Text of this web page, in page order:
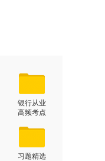
银行从业
高频考点
习题精选